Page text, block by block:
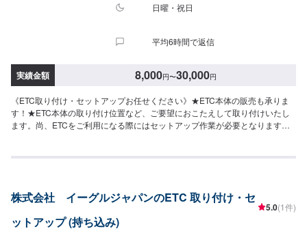
日曜・祝日
平均6時間で返信
実績金額 8,000円〜30,000円
《ETC取り付け・セットアップお任せください》★ETC本体の販売も承りま
す！★ETC本体の取り付け位置など、ご要望におこたえして取り付けいたし
ます。尚、ETCをご利用になる際にはセットアップ作業が必要となります
創業してから半世紀。地元の皆様から長年のご信頼に支えられながら、今な
ど…お車のお困りごとについては何でもご相談ください。お困りごとにお応
えし、解決する「対応力」で、お客様のカーライフのお役に立てればと考え
ています。基本的なことから、パーツの選択、仕上がりの精度までいくつか
株式会社 イーグルジャパンのETC 取り付け・セ
ットアップ (持ち込み)
5.0(1件)